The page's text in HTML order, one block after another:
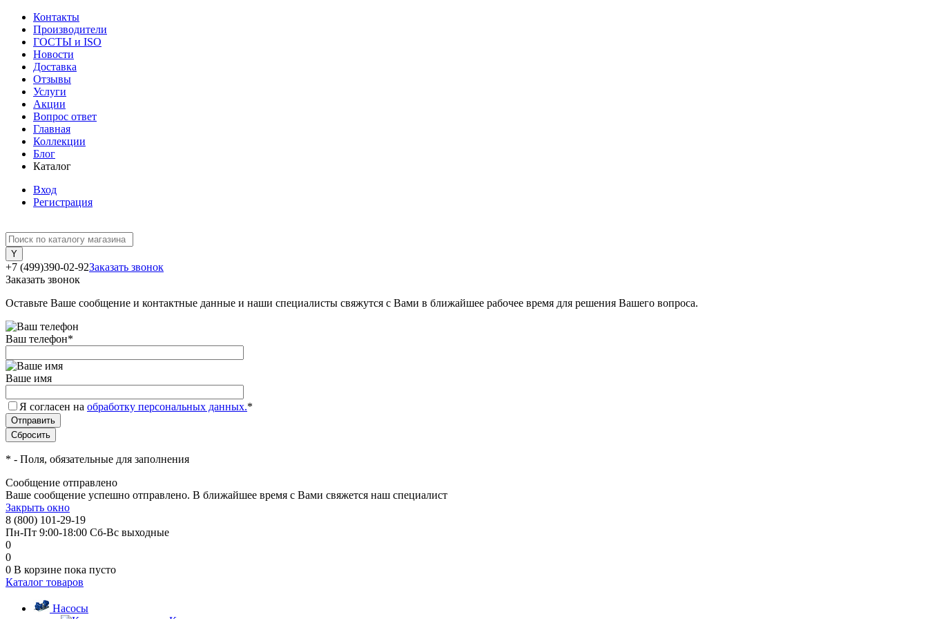
Контакты
Производители
ГОСТЫ и ISO
Новости
Доставка
Отзывы
Услуги
Акции
Вопрос ответ
Главная
Коллекции
Блог
Каталог
Вход
Регистрация
+7 (499)390-02-92Заказать звонок
Заказать звонок
Оставьте Ваше сообщение и контактные данные и наши специалисты свяжутся с Вами в ближайшее рабочее время для решения Вашего вопроса.
Ваш телефон*
Ваше имя
Я согласен на обработку персональных данных.*
* - Поля, обязательные для заполнения
Сообщение отправлено
Ваше сообщение успешно отправлено. В ближайшее время с Вами свяжется наш специалист
Закрыть окно
8 (800) 101-29-19
Пн-Пт 9:00-18:00 Сб-Вс выходные
0
0
0 В корзине пока пусто
Каталог товаров
Насосы